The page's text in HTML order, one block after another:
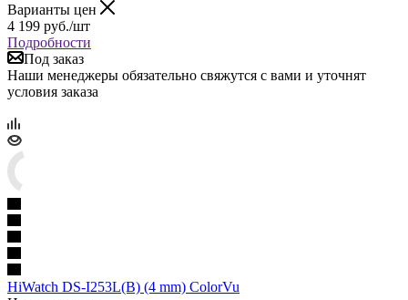
Варианты цен
4 199 руб./шт
Подробности
Под заказ
Наши менеджеры обязательно свяжутся с вами и уточнят
условия заказа
HiWatch DS-I253L(B) (4 mm) ColorVu